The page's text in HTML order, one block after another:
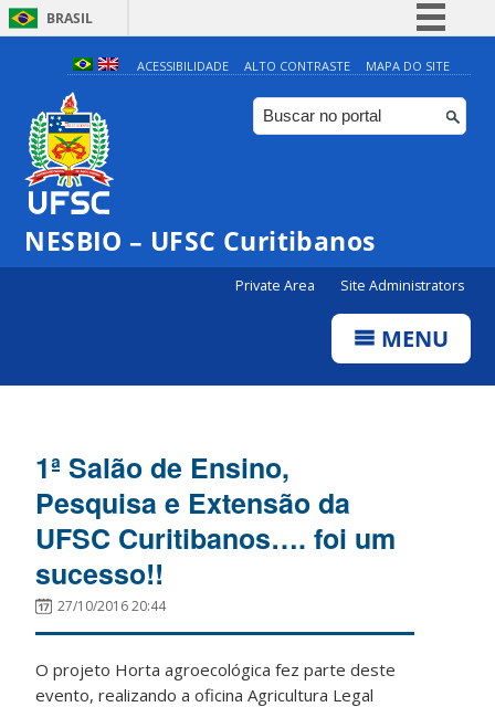
BRASIL
Simplifique!
Comunica BR
Participe
Canais
ACESSIBILIDADE ALTO CONTRASTE MAPA DO SITE
NESBIO – UFSC Curitibanos
Private Area Site Administrators
MENU
1ª Salão de Ensino,
Pesquisa e Extensão da
UFSC Curitibanos…. foi um
sucesso!!
27/10/2016 20:44
O projeto Horta agroecológica fez parte deste
evento, realizando a oficina Agricultura Legal